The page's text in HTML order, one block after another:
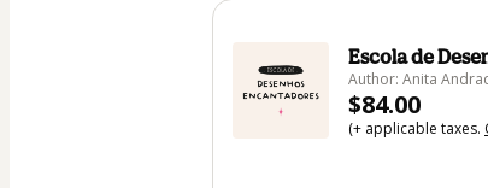
Escola de
Author: Anita
$84.00
(+ applicable taxes.